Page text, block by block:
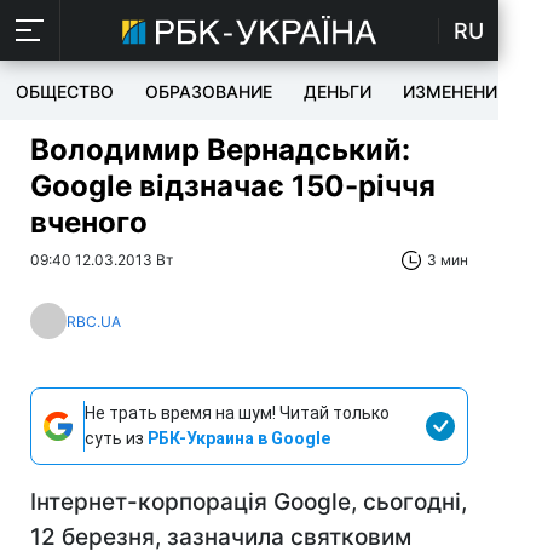
RU
ОБЩЕСТВО ОБРАЗОВАНИЕ ДЕНЬГИ ИЗМЕНЕНИЯ
Володимир Вернадський:
Google відзначає 150-річчя
вченого
09:40 12.03.2013 Вт 3 мин
RBC.UA
Не трать время на шум! Читай только
суть из РБК-Украина в Google
Інтернет-корпорація Google, сьогодні,
12 березня, зазначила святковим